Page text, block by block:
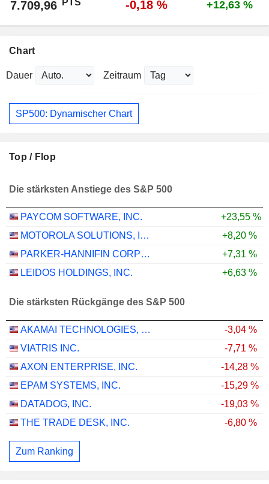
7.709,96 -0,18 % +12,63 %
Chart
Dauer Zeitraum
SP500: Dynamischer Chart
Top / Flop
Die stärksten Anstiege des S&P 500
PAYCOM SOFTWARE, INC.
+23,55 %
MOTOROLA SOLUTIONS, INC.
+8,20 %
PARKER-HANNIFIN CORPORATION
+7,31 %
LEIDOS HOLDINGS, INC.
+6,63 %
Die stärksten Rückgänge des S&P 500
AKAMAI TECHNOLOGIES, INC.
-3,04 %
VIATRIS INC.
-7,71 %
AXON ENTERPRISE, INC.
-14,28 %
EPAM SYSTEMS, INC.
-15,29 %
DATADOG, INC.
-19,03 %
THE TRADE DESK, INC.
-6,80 %
Zum Ranking